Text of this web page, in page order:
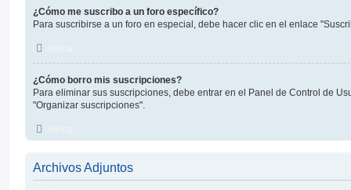
¿Cómo me suscribo a un foro específico?
Para suscribirse a un foro en especial, debe hacer clic en el enlace
¿Cómo borro mis suscripciones?
Para eliminar sus suscripciones, debe entrar en el Panel de Control de
"Organizar suscripciones".
Archivos Adjuntos